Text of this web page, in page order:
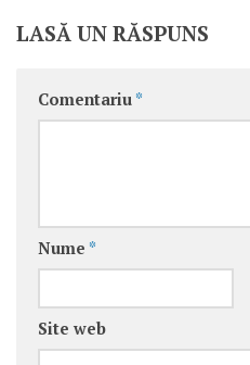
LASĂ UN RĂSPUNS
Comentariu *
Nume *
Site web